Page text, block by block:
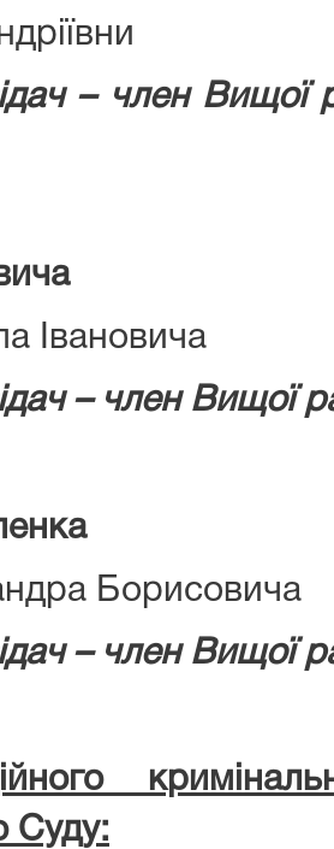
– член Вищої
Івановича
– член Вищої
Борисовича
– член Вищої
Суду: